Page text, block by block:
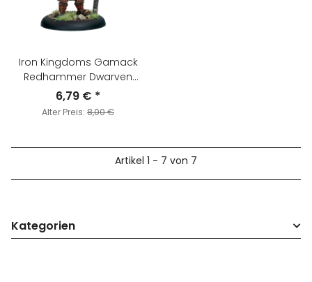
Iron Kingdoms Gamack
Redhammer Dwarven
Mechanik
6,79 € *
Alter Preis: 8,00 €
Artikel 1 - 7 von 7
Kategorien